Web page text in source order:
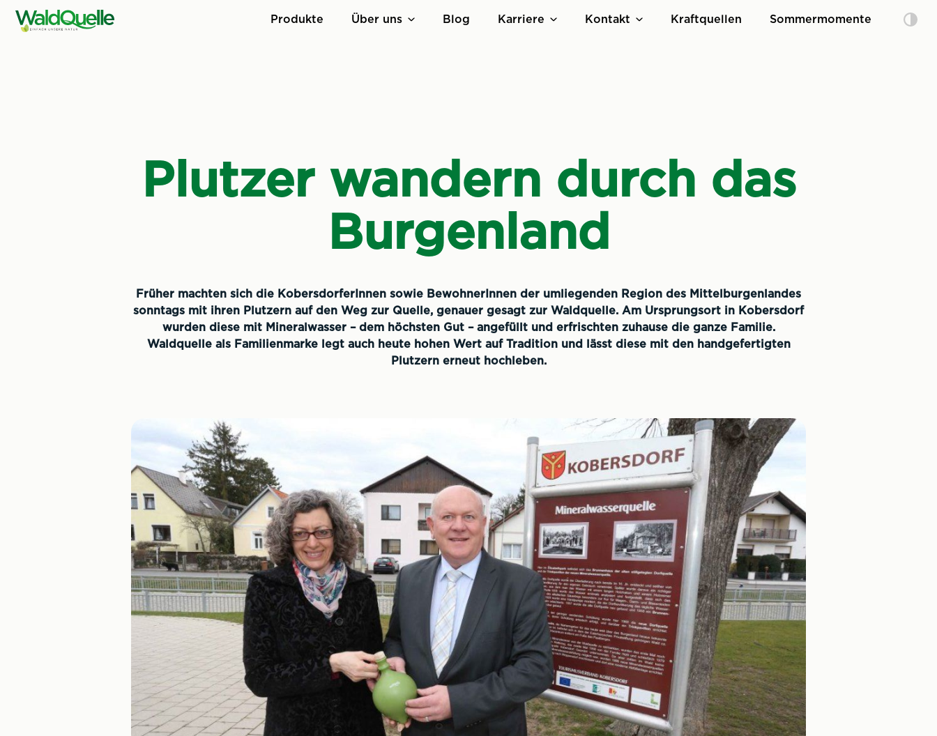
Produkte Über uns Blog Karriere Kontakt Kraftquellen Sommermomente
Plutzer wandern durch das
Burgenland
Früher machten sich die KobersdorferInnen sowie BewohnerInnen der umliegenden Region des Mittelburgenlandes
sonntags mit ihren Plutzern auf den Weg zur Quelle, genauer gesagt zur Waldquelle. Am Ursprungsort in Kobersdorf
wurden diese mit Mineralwasser – dem höchsten Gut – angefüllt und erfrischten zuhause die ganze Familie.
Waldquelle als Familienmarke legt auch heute hohen Wert auf Tradition und lässt diese mit den handgefertigten
Plutzern erneut hochleben.